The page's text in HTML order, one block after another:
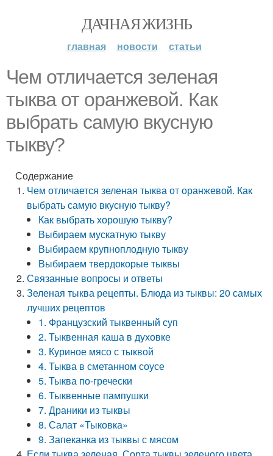
ДАЧНАЯ ЖИЗНЬ
главная новости статьи
Чем отличается зеленая
тыква от оранжевой. Как
выбрать самую вкусную
тыкву?
Содержание
Чем отличается зеленая тыква от оранжевой. Как
выбрать самую вкусную тыкву?
Как выбрать хорошую тыкву?
Выбираем мускатную тыкву
Выбираем крупноплодную тыкву
Выбираем твердокорые тыквы
Связанные вопросы и ответы
Зеленая тыква рецепты. Блюда из тыквы: 20 самых
лучших рецептов
1. Французский тыквенный суп
2. Тыквенная каша в духовке
3. Куриное мясо с тыквой
4. Тыква в сметанном соусе
5. Тыква по-гречески
6. Тыквенные пампушки
7. Драники из тыквы
8. Салат «Тыковка»
9. Запеканка из тыквы с мясом